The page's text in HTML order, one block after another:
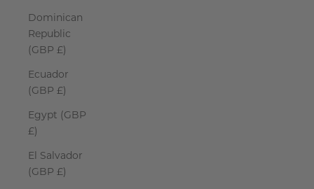
Dominican
Republic
(GBP £)
Ecuador
(GBP £)
Egypt (GBP
£)
El Salvador
(GBP £)